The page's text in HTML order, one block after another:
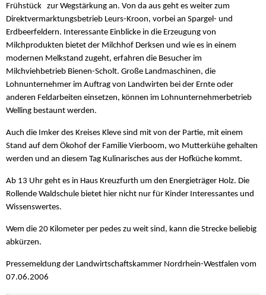
Frühstück zur Wegstärkung an. Von da aus geht es weiter zum
Direktvermarktungsbetrieb Leurs-Kroon, vorbei an Spargel- und
Erdbeerfeldern. Interessante Einblicke in die Erzeugung von
Milchprodukten bietet der Milchhof Derksen und wie es in einem
modernen Melkstand zugeht, erfahren die Besucher im
Milchviehbetrieb Bienen-Scholt. Große Landmaschinen, die
Lohnunternehmer im Auftrag von Landwirten bei der Ernte oder
anderen Feldarbeiten einsetzen, können im Lohnunternehmerbetrieb
Welling bestaunt werden.
Auch die Imker des Kreises Kleve sind mit von der Partie, mit einem
Stand auf dem Ökohof der Familie Vierboom, wo Mutterkühe gehalten
werden und an diesem Tag Kulinarisches aus der Hofküche kommt.
Ab 13 Uhr geht es in Haus Kreuzfurth um den Energieträger Holz. Die
Rollende Waldschule bietet hier nicht nur für Kinder Interessantes und
Wissenswertes.
Wem die 20 Kilometer per pedes zu weit sind, kann die Strecke beliebig
abkürzen.
Pressemeldung der Landwirtschaftskammer Nordrhein-Westfalen vom
07.06.2006